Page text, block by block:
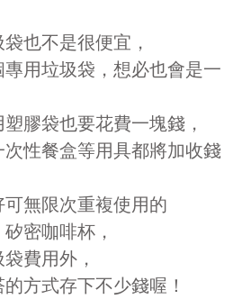
也不是很便宜，
用垃圾袋，想必也會是一
膠袋也要花費一塊錢，
性餐盒等用具都將加收錢
無限次重複使用的
密咖啡杯，
費用外，
方式存下不少錢喔！